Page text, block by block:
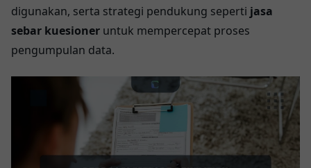
digunakan, serta strategi pendukung seperti jasa
sebar kuesioner untuk mempercepat proses
pengumpulan data.